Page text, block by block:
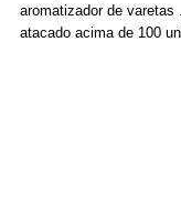
aromatizador de varetas
atacado acima de 100